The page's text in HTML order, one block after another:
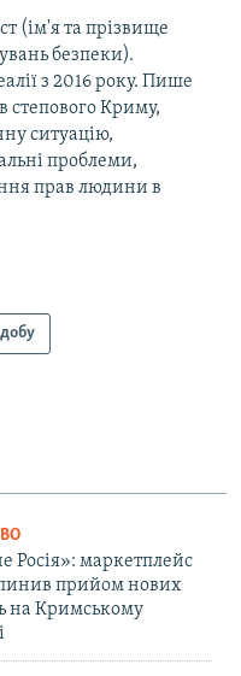
(ім'я та прізвище
безпеки).
з 2016 року. Пише
степового Криму,
ситуацію,
проблеми,
прав людини в
Росія»: маркетплейс
прийом нових
на Кримському